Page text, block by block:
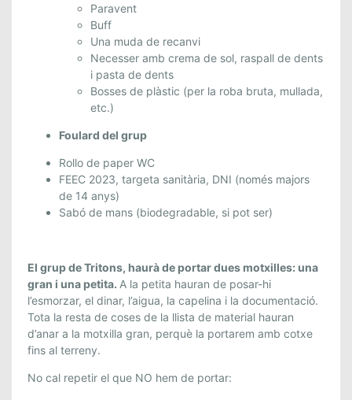
Paravent
Buff
Una muda de recanvi
Necesser amb crema de sol, raspall de dents
i pasta de dents
Bosses de plàstic (per la roba bruta, mullada,
etc.)
Foulard del grup
Rollo de paper WC
FEEC 2023, targeta sanitària, DNI (només majors
de 14 anys)
Sabó de mans (biodegradable, si pot ser)
El grup de Tritons, haurà de portar dues motxilles: una
gran i una petita. A la petita hauran de posar-hi
l’esmorzar, el dinar, l’aigua, la capelina i la documentació.
Tota la resta de coses de la llista de material hauran
d’anar a la motxilla gran, perquè la portarem amb cotxe
fins al terreny.
No cal repetir el que NO hem de portar: